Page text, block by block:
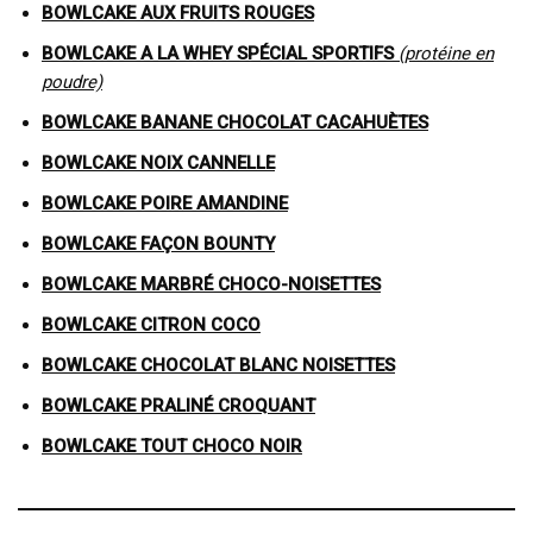
BOWLCAKE AUX FRUITS ROUGES
BOWLCAKEA LA WHEYSPÉCIAL SPORTIFS (protéine en
poudre)
BOWLCAKE BANANE CHOCOLAT CACAHUÈTES
BOWLCAKE NOIX CANNELLE
BOWLCAKE POIRE AMANDINE
BOWLCAKE FAÇON BOUNTY
BOWLCAKE MARBRÉ CHOCO-NOISETTES
BOWLCAKE CITRON COCO
BOWLCAKE CHOCOLAT BLANC NOISETTES
BOWLCAKE PRALINÉ CROQUANT
BOWLCAKE TOUT CHOCO NOIR